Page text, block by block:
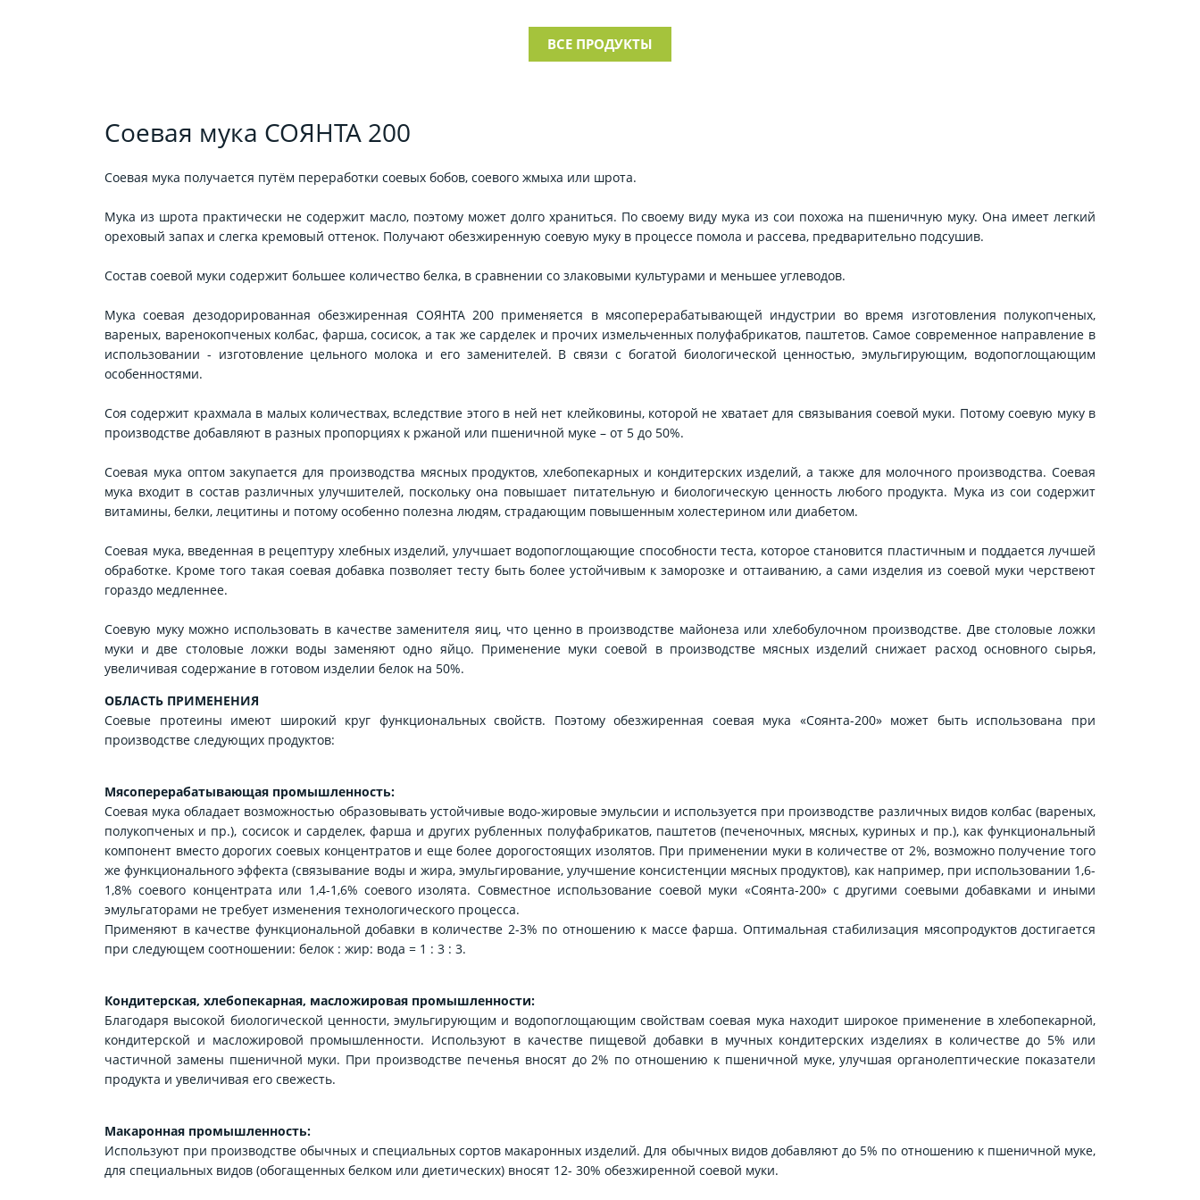
ВСЕ ПРОДУКТЫ
Соевая мука СОЯНТА 200
Соевая мука получается путём переработки соевых бобов, соевого жмыха или шрота.
Мука из шрота практически не содержит масло, поэтому может долго храниться. По своему виду мука из сои похожа на пшеничную муку. Она имеет легкий
ореховый запах и слегка кремовый оттенок. Получают обезжиренную соевую муку в процессе помола и рассева, предварительно подсушив.
Состав соевой муки содержит большее количество белка, в сравнении со злаковыми культурами и меньшее углеводов.
Мука соевая дезодорированная обезжиренная СОЯНТА 200 применяется в мясоперерабатывающей индустрии во время изготовления полукопченых,
вареных, варенокопченых колбас, фарша, сосисок, а так же сарделек и прочих измельченных полуфабрикатов, паштетов. Самое современное направление в
использовании - изготовление цельного молока и его заменителей. В связи с богатой биологической ценностью, эмульгирующим, водопоглощающим
особенностями.
Соя содержит крахмала в малых количествах, вследствие этого в ней нет клейковины, которой не хватает для связывания соевой муки. Потому соевую муку в
производстве добавляют в разных пропорциях к ржаной или пшеничной муке – от 5 до 50%.
Соевая мука оптом закупается для производства мясных продуктов, хлебопекарных и кондитерских изделий, а также для молочного производства. Соевая
мука входит в состав различных улучшителей, поскольку она повышает питательную и биологическую ценность любого продукта. Мука из сои содержит
витамины, белки, лецитины и потому особенно полезна людям, страдающим повышенным холестерином или диабетом.
Соевая мука, введенная в рецептуру хлебных изделий, улучшает водопоглощающие способности теста, которое становится пластичным и поддается лучшей
обработке. Кроме того такая соевая добавка позволяет тесту быть более устойчивым к заморозке и оттаиванию, а сами изделия из соевой муки черствеют
гораздо медленнее.
Соевую муку можно использовать в качестве заменителя яиц, что ценно в производстве майонеза или хлебобулочном производстве. Две столовые ложки
муки и две столовые ложки воды заменяют одно яйцо. Применение муки соевой в производстве мясных изделий снижает расход основного сырья,
увеличивая содержание в готовом изделии белок на 50%.
ОБЛАСТЬ ПРИМЕНЕНИЯ
Соевые протеины имеют широкий круг функциональных свойств. Поэтому обезжиренная соевая мука «Соянта-200» может быть использована при
производстве следующих продуктов:
Мясоперерабатывающая промышленность:
Соевая мука обладает возможностью образовывать устойчивые водо-жировые эмульсии и используется при производстве различных видов колбас (вареных,
полукопченых и пр.), сосисок и сарделек, фарша и других рубленных полуфабрикатов, паштетов (печеночных, мясных, куриных и пр.), как функциональный
компонент вместо дорогих соевых концентратов и еще более дорогостоящих изолятов. При применении муки в количестве от 2%, возможно получение того
же функционального эффекта (связывание воды и жира, эмульгирование, улучшение консистенции мясных продуктов), как например, при использовании 1,6-
1,8% соевого концентрата или 1,4-1,6% соевого изолята. Совместное использование соевой муки «Соянта-200» с другими соевыми добавками и иными
эмульгаторами не требует изменения технологического процесса.
Применяют в качестве функциональной добавки в количестве 2-3% по отношению к массе фарша. Оптимальная стабилизация мясопродуктов достигается
при следующем соотношении: белок : жир: вода = 1 : 3 : 3.
Кондитерская, хлебопекарная, масложировая промышленности:
Благодаря высокой биологической ценности, эмульгирующим и водопоглощающим свойствам соевая мука находит широкое применение в хлебопекарной,
кондитерской и масложировой промышленности. Используют в качестве пищевой добавки в мучных кондитерских изделиях в количестве до 5% или
частичной замены пшеничной муки. При производстве печенья вносят до 2% по отношению к пшеничной муке, улучшая органолептические показатели
продукта и увеличивая его свежесть.
Макаронная промышленность:
Используют при производстве обычных и специальных сортов макаронных изделий. Для обычных видов добавляют до 5% по отношению к пшеничной муке,
для специальных видов (обогащенных белком или диетических) вносят 12- 30% обезжиренной соевой муки.